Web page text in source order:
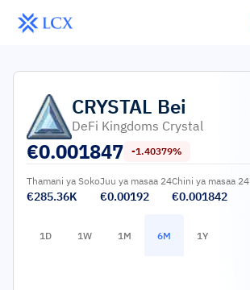
CRYSTAL Bei
DeFi Kingdoms Crystal
€0.001847 -1.40379%
Thamani ya Soko
€285.36K
Juu ya masaa 24
€0.00192
Chini ya masaa 24
€0.001842
1D 1W 1M 6M 1Y